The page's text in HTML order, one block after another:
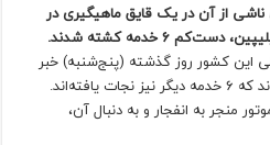
از آن در یک قایق ماهیگیری در
۶ خدمه کشته شدند.
این کشور روز گذشته (پنج‌شنبه) خبر
منجر به انفجار و به دنبال آن،